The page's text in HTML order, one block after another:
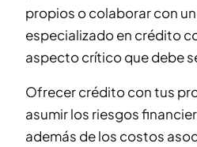
propios o colaborar con
especializado en crédito
aspecto crítico que debe
Ofrecer crédito con tus
asumir los riesgos
además de los costos